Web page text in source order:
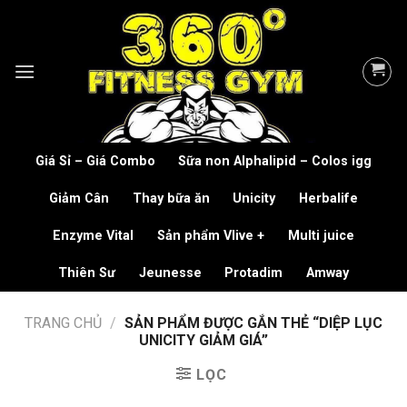
Giá Sỉ – Giá Combo Sữa non Alphalipid – Colos igg
Giảm Cân Thay bữa ăn Unicity Herbalife
Enzyme Vital Sản phẩm Vlive + Multi juice
Thiên Sư Jeunesse Protadim Amway
TRANG CHỦ / SẢN PHẨM ĐƯỢC GẮN THẺ “DIỆP LỤC
UNICITY GIẢM GIÁ”
LỌC